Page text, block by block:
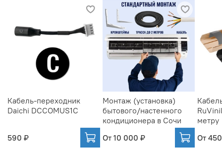
Кабель-переходник
Daichi DCCOMUS1C
590 ₽
Монтаж (установка)
бытового/настенного
кондиционера в Сочи
От 10 000 ₽
метру
От